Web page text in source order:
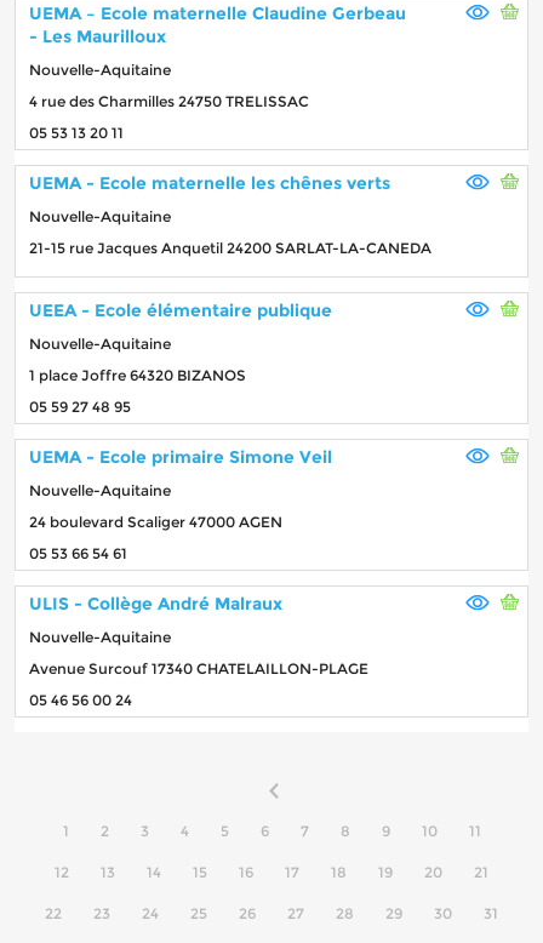
UEMA – Ecole maternelle Claudine Gerbeau
- Les Maurilloux
Nouvelle-Aquitaine
4 rue des Charmilles 24750 TRELISSAC
05 53 13 20 11
UEMA - Ecole maternelle les chênes verts
Nouvelle-Aquitaine
21-15 rue Jacques Anquetil 24200 SARLAT-LA-CANEDA
UEEA - Ecole élémentaire publique
Nouvelle-Aquitaine
1 place Joffre 64320 BIZANOS
05 59 27 48 95
UEMA - Ecole primaire Simone Veil
Nouvelle-Aquitaine
24 boulevard Scaliger 47000 AGEN
05 53 66 54 61
ULIS - Collège André Malraux
Nouvelle-Aquitaine
Avenue Surcouf 17340 CHATELAILLON-PLAGE
05 46 56 00 24
1 2 3 4 5 6 7 8 9 10 11
12 13 14 15 16 17 18 19 20 21
22 23 24 25 26 27 28 29 30 31